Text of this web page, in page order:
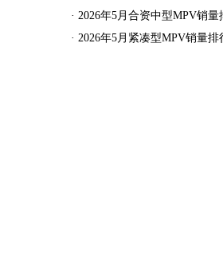
· 2026年5月合资中型MPV销量
· 2026年5月紧凑型MPV销量排